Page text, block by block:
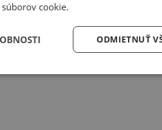
cookie.
ODMIETNUŤ